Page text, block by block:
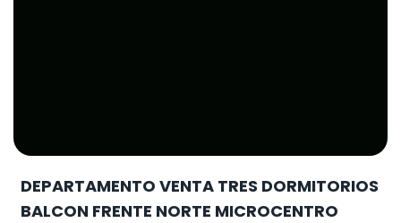
DEPARTAMENTO VENTA TRES DORMITORIOS
BALCON FRENTE NORTE MICROCENTRO